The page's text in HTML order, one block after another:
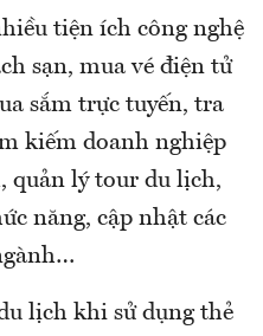
tiện ích công nghệ
sạn, mua vé điện tử
sắm trực tuyến, tra
kiếm doanh nghiệp
quản lý tour du lịch,
năng, cập nhật các
lịch khi sử dụng thẻ